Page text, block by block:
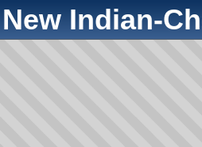
New Indian-